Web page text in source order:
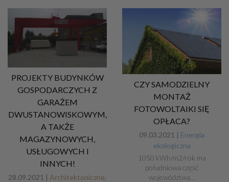
PROJEKTY BUDYNKÓW
GOSPODARCZYCH Z
GARAŻEM
DWUSTANOWISKOWYM,
A TAKŻE
MAGAZYNOWYCH,
USŁUGOWYCH I
INNYCH!
28.09.2021 | Architektoniczne,
CZY SAMODZIELNY
MONTAŻ
FOTOWOLTAIKI SIĘ
OPŁACA?
09.03.2021 | Energia
ekologiczna
1050 kWh/m2/rok ma
południowa część
województwa…